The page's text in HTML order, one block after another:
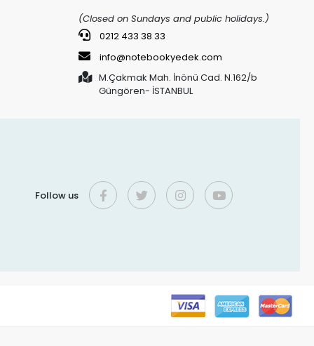
(Closed on Sundays and public holidays.)
0212 433 38 33
info@notebookyedek.com
M.Çakmak Mah. İnönü Cad. N.162/b
Güngören- İSTANBUL
Follow us